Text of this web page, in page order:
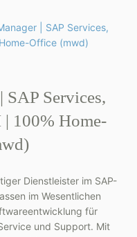
| SAP Services,
Office (mwd)
SAP Services,
100% Home-
Dienstleister im SAP-
im Wesentlichen
für
und Support. Mit